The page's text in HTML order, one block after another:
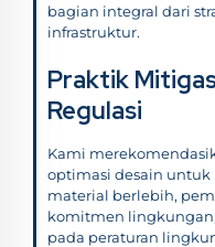
bagian integral dari
infrastruktur.
Praktik
Regulasi
Kami
optimasi desain
material berlebih,
komitmen
pada peraturan